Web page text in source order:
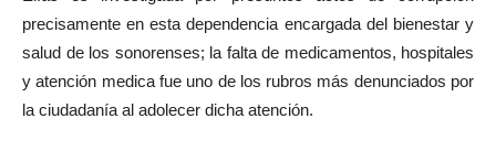
precisamente en esta dependencia encargada del bienestar y
salud de los sonorenses; la falta de medicamentos, hospitales
y atención medica fue uno de los rubros más denunciados por
la ciudadanía al adolecer dicha atención.